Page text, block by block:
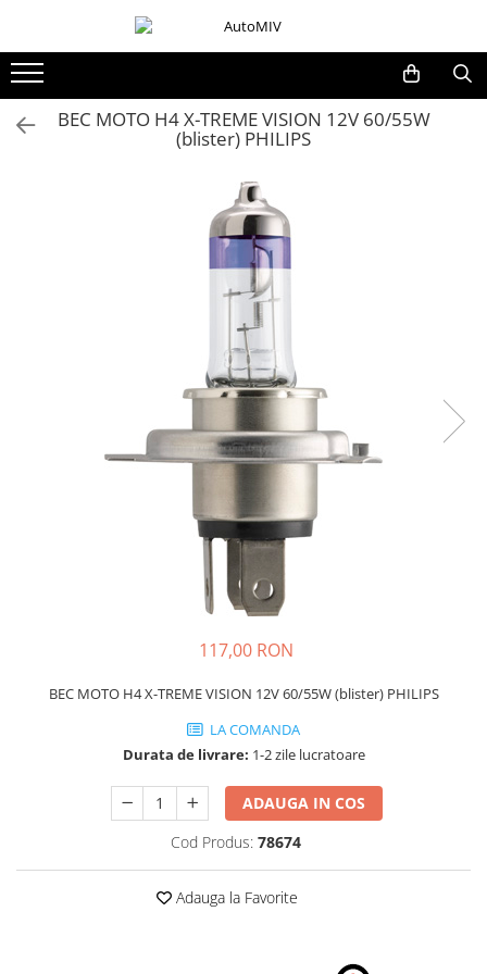
Oferta Saptamanii
Alte Butoane/Comutatoare
Accesorii Interior Auto
Tavite Portbagaj Dedicate
BEC MOTO H4 X-TREME VISION 12V 60/55W
(blister) PHILIPS
117,00 RON
BEC MOTO H4 X-TREME VISION 12V 60/55W (blister) PHILIPS
LA COMANDA
Durata de livrare: 1-2 zile lucratoare
ADAUGA IN COS
Cod Produs: 78674
Adauga la Favorite